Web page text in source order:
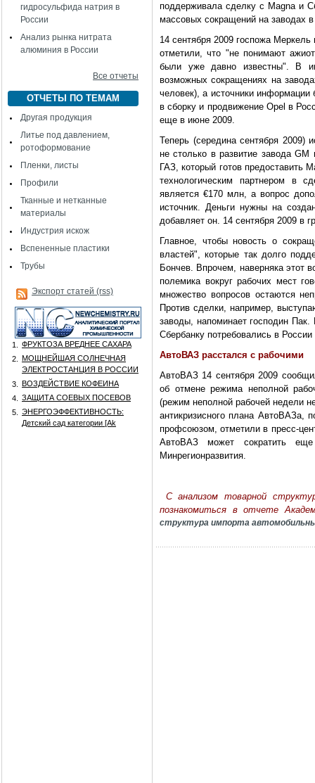
гидросульфида натрия в
России
Анализ рынка нитрата
алюминия в России
Все отчеты
ОТЧЕТЫ ПО ТЕМАМ
Другая продукция
Литье под давлением,
ротоформование
Пленки, листы
Профили
Тканные и нетканные
материалы
Индустрия искож
Вспененные пластики
Трубы
Экспорт статей (rss)
1.
ФРУКТОЗА ВРЕДНЕЕ САХАРА
2.
МОЩНЕЙШАЯ СОЛНЕЧНАЯ
ЭЛЕКТРОСТАНЦИЯ В РОССИИ
3.
ВОЗДЕЙСТВИЕ КОФЕИНА
4.
ЗАЩИТА СОЕВЫХ ПОСЕВОВ
5.
ЭНЕРГОЭФФЕКТИВНОСТЬ:
Детский сад категории [Аk
поддерживала сделку с Magna и
массовых сокращений на заводах
14 сентября 2009 госпожа
отметили, что "не понимают
были уже давно известны". В
возможных сокращениях на
человек), а источники
в сборку и продвижение Opel в
еще в июне 2009.
Теперь (середина сентября 2009)
не столько в развитие завода GM
ГАЗ, который готов предоставить
технологическим партнером в
является €170 млн, а вопрос
источник. Деньги нужны на
добавляет он. 14 сентября 2009 в
Главное, чтобы новость о
властей", которые так долго
Бончев. Впрочем, наверняка этот
полемика вокруг рабочих мест
множество вопросов остаются
Против сделки, например,
заводы, напоминает господин
Сбербанку потребовались в
АвтоВАЗ расстался с рабочими
АвтоВАЗ 14 сентября 2009
об отмене режима неполной
(режим неполной рабочей недели
антикризисного плана АвтоВАЗа,
профсоюзом, отметили в пресс-
АвтоВАЗ может сократить
Минрегионразвития.
С анализом товарной
познакомиться в отчете
структура импорта